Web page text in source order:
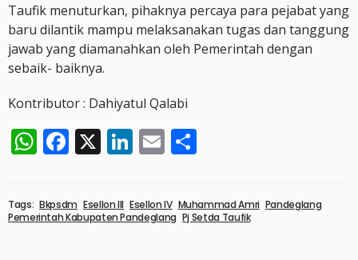
Taufik menuturkan, pihaknya percaya para pejabat yang
baru dilantik mampu melaksanakan tugas dan tanggung
jawab yang diamanahkan oleh Pemerintah dengan
sebaik- baiknya.
Kontributor : Dahiyatul Qalabi
WhatsApp
Facebook
X LinkedIn
Email
Tags: Bkpsdm Esellon III Esellon IV Muhammad Amri Pandeglang
Pemerintah Kabupaten Pandeglang Pj Setda Taufik